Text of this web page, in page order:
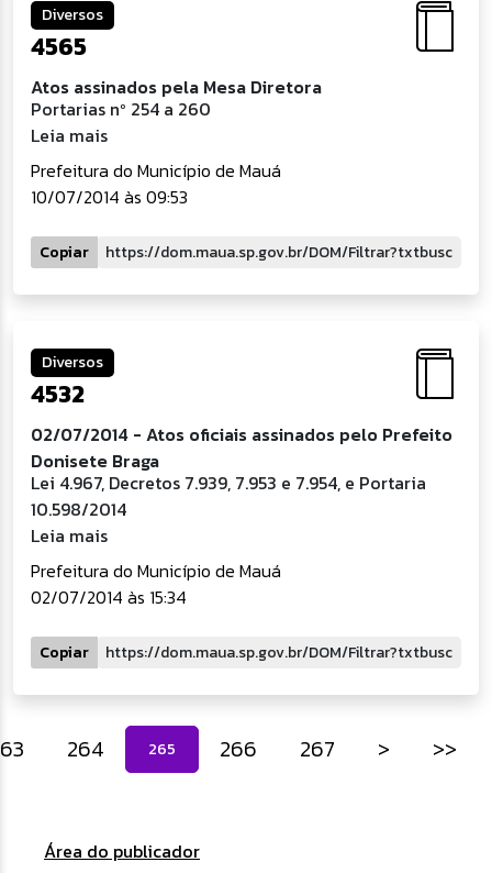
Diversos
4565
Atos assinados pela Mesa Diretora
Portarias nº 254 a 260
Leia mais
Prefeitura do Município de Mauá
10/07/2014 às 09:53
Copiar
Diversos
4532
02/07/2014 - Atos oficiais assinados pelo Prefeito
Donisete Braga
Lei 4.967, Decretos 7.939, 7.953 e 7.954, e Portaria
10.598/2014
Leia mais
Prefeitura do Município de Mauá
02/07/2014 às 15:34
Copiar
264 265 266 267 > >>
Área do publicador